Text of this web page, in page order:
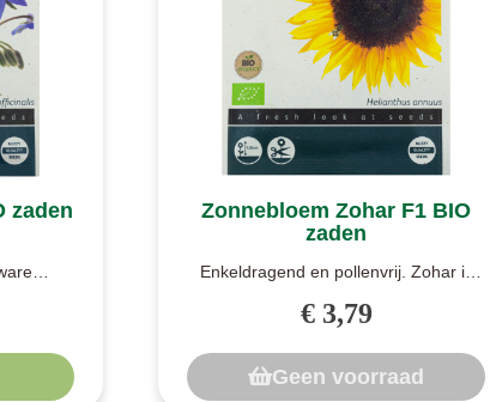
zaden
Zonnebloem Zohar F1 BIO
zaden
Enkeldragend en pollenvrij. Zohar is
één b..
€ 3,79
Geen voorraad